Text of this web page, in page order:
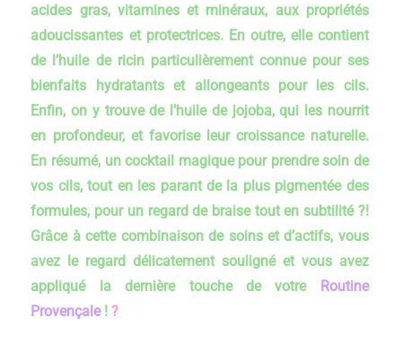
acides gras, vitamines et minéraux, aux propriétés
adoucissantes et protectrices. En outre, elle contient
de l’huile de ricin particulièrement connue pour ses
bienfaits hydratants et allongeants pour les cils.
Enfin, on y trouve de l’huile de jojoba, qui les nourrit
en profondeur, et favorise leur croissance naturelle.
En résumé, un cocktail magique pour prendre soin de
vos cils, tout en les parant de la plus pigmentée des
formules, pour un regard de braise tout en subtilité ?!
Grâce à cette combinaison de soins et d’actifs, vous
avez le regard délicatement souligné et vous avez
appliqué la dernière touche de votre Routine
Provençale !?